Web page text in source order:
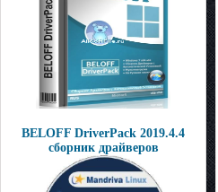
BELOFF DriverPack 2019.4.4
сборник драйверов